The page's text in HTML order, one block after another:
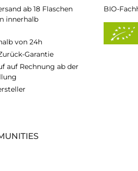
ab 18 Flaschen
innerhalb
von 24h
Garantie
auf Rechnung ab der
BIO-